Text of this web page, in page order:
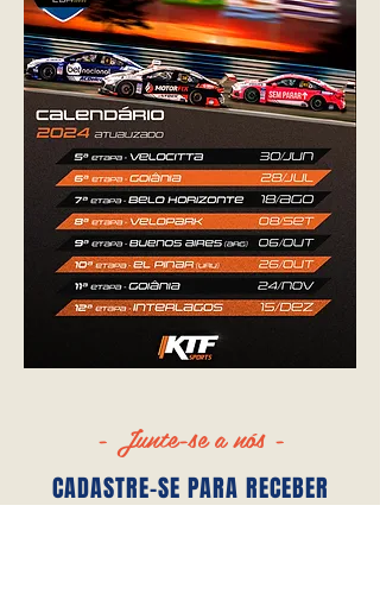
- Junte-se a nós -
CADASTRE-SE PARA RECEBER